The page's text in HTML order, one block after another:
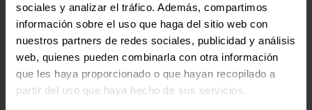
sociales y analizar el tráfico. Además, compartimos
información sobre el uso que haga del sitio web con
nuestros partners de redes sociales, publicidad y análisis
web, quienes pueden combinarla con otra información
que les haya proporcionado o que hayan recopilado a
partir del uso que haya hecho de sus servicios.
Buenas tardes María!
La ventaja de los colchones de muelles es que mejoran la
transpirabilidad del colchón, por eso se recomiendan para
lugares húmedos como zonas de playa. Aun así hay algunos